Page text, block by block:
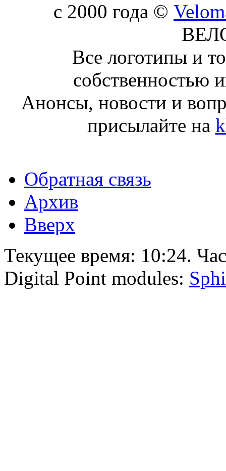
c 2000 года ©
Все логотипы и
собственностью
Анонсы, новости и
присылайте на
Обратная связь
Архив
Вверх
Текущее время: 10:24.
Digital Point modules: